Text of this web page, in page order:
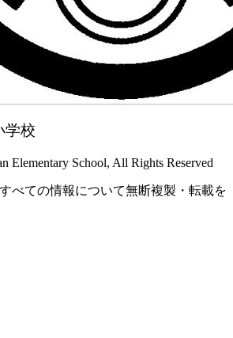
学校
Elementary School, All Rights Reserved
べての情報について無断複製・転載を